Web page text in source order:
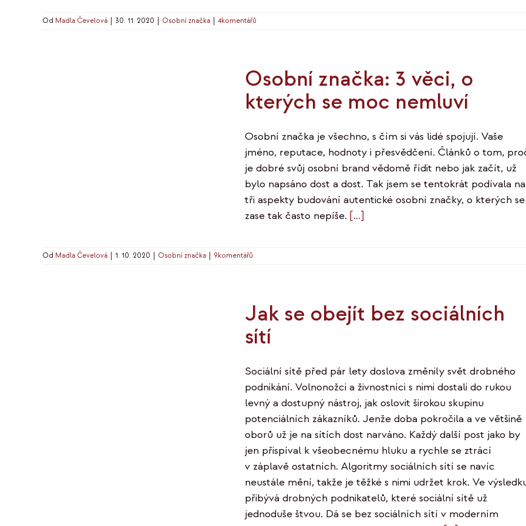
Od Madla Čevelová 30. 11. 2020 Osobní značka 4komentářů
Osobní značka: 3 věci, o
kterých se moc nemluví
Osobní značka je všechno, s čím si vás lidé spojují. Vaše
jméno, reputace, hodnoty i přesvědčení. Článků o tom,
je dobré svůj osobní brand vědomě řídit nebo jak začít, už
bylo napsáno dost a dost. Tak jsem se tentokrát podívala na
tři aspekty budování autentické osobní značky, o kterých se
zase tak často nepíše. […]
Od Madla Čevelová 1. 10. 2020 Osobní značka 9komentářů
Jak se obejít bez sociálních
sítí
Sociální sítě před pár lety doslova změnily svět drobného
podnikání. Volnonožci a živnostníci s nimi dostali do rukou
levný a dostupný nástroj, jak oslovit širokou skupinu
potenciálních zákazníků. Jenže doba pokročila a ve většině
oborů už je na sítích dost narváno. Každý další post jako by
jen přispíval k všeobecnému hluku a rychle se ztrácí
v záplavě ostatních. Algoritmy sociálních sítí se navíc
neustále mění, takže je těžké s nimi udržet krok. Ve
přibývá drobných podnikatelů, které sociální sítě už
jednoduše štvou. Dá se bez sociálních sítí v moderním